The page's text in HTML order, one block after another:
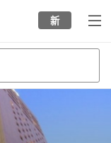
新